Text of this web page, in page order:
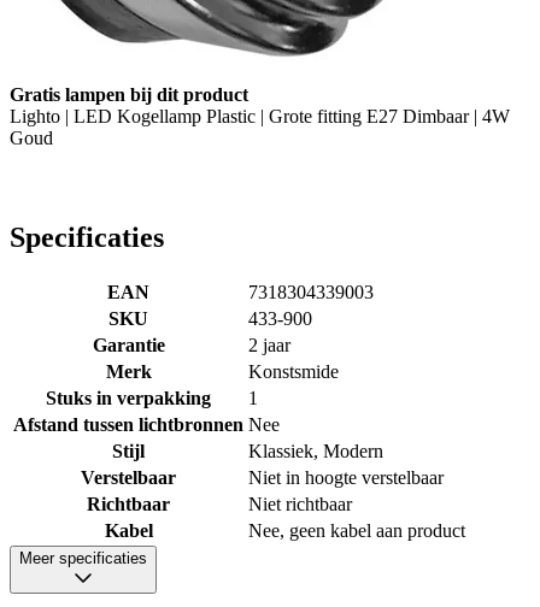
Gratis lampen bij dit product
Lighto | LED Kogellamp Plastic | Grote fitting E27 Dimbaar | 4W
Goud
Specificaties
EAN
7318304339003
SKU
433-900
Garantie
2 jaar
Merk
Konstsmide
Stuks in verpakking
1
Afstand tussen lichtbronnen Nee
Stijl
Klassiek, Modern
Verstelbaar
Niet in hoogte verstelbaar
Richtbaar
Niet richtbaar
Kabel
Nee, geen kabel aan product
Meer specificaties